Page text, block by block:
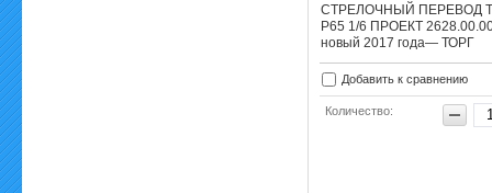
СТРЕЛОЧНЫЙ ПЕРЕВОД
Р65 1/6 ПРОЕКТ
новый 2017 года— ТОРГ
Добавить к сравнению
Количество: